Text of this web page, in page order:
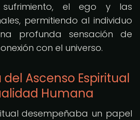
sufrimiento, el ego y las
permitiendo al individuo
profunda sensación de
con el universo.
Ascenso Espiritual
Humana
desempeñaba un papel